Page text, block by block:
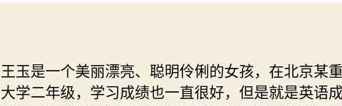
王玉是一个美丽漂亮、聪明伶俐的女孩，在北京某
大学二年级，学习成绩也一直很好，但是就是英语